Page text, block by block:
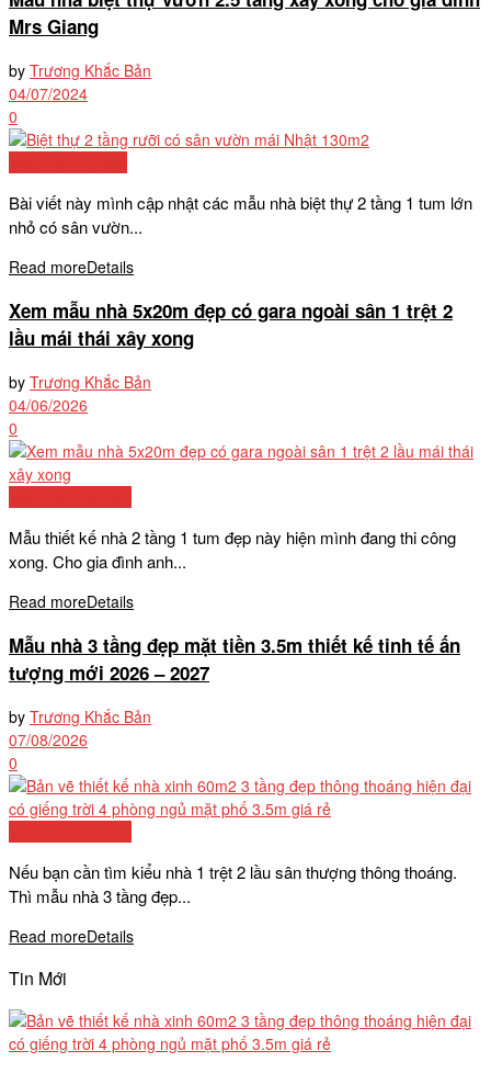
Mrs Giang
by Trương Khắc Bản
04/07/2024
0
Bài viết này mình cập nhật các mẫu nhà biệt thự 2 tầng 1 tum lớn
nhỏ có sân vườn...
Read moreDetails
Xem mẫu nhà 5x20m đẹp có gara ngoài sân 1 trệt 2
lầu mái thái xây xong
by Trương Khắc Bản
04/06/2026
0
Mẫu thiết kế nhà 2 tầng 1 tum đẹp này hiện mình đang thi công
xong. Cho gia đình anh...
Read moreDetails
Mẫu nhà 3 tầng đẹp mặt tiền 3.5m thiết kế tinh tế ấn
tượng mới 2026 – 2027
by Trương Khắc Bản
07/08/2026
0
Nếu bạn cần tìm kiểu nhà 1 trệt 2 lầu sân thượng thông thoáng.
Thì mẫu nhà 3 tầng đẹp...
Read moreDetails
Tin Mới